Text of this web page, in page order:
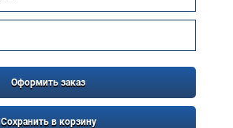
Оформить заказ
Сохранить в корзину